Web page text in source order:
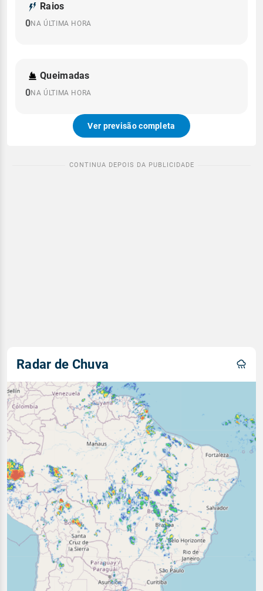
Raios
0NA ÚLTIMA HORA
Queimadas
0NA ÚLTIMA HORA
Ver previsão completa
Radar de Chuva